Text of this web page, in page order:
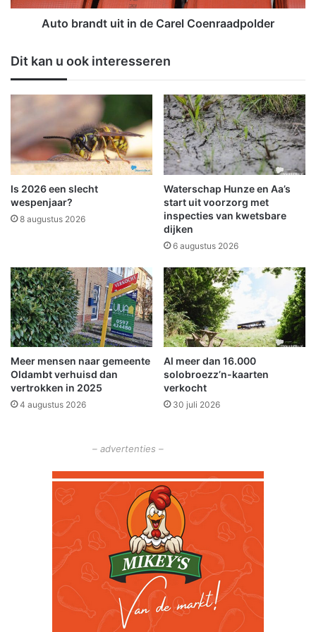
l
C
o
l
g
e
r
o
o
c
c
e
s
!
d
t
i
n
C
a
e
l
C
r
a
a
d
p
o
l
d
e
r
Auto brandt uit in de Carel Coenraadpolder
Dit kan u ook interesseren
Is 2026 een slecht
wespenjaar?
8 augustus 2026
Waterschap Hunze en Aa’s
start uit voorzorg met
inspecties van kwetsbare
dijken
6 augustus 2026
Meer mensen naar gemeente
Oldambt verhuisd dan
vertrokken in 2025
4 augustus 2026
Al meer dan 16.000
solobroezz’n-kaarten
verkocht
30 juli 2026
– advertenties –